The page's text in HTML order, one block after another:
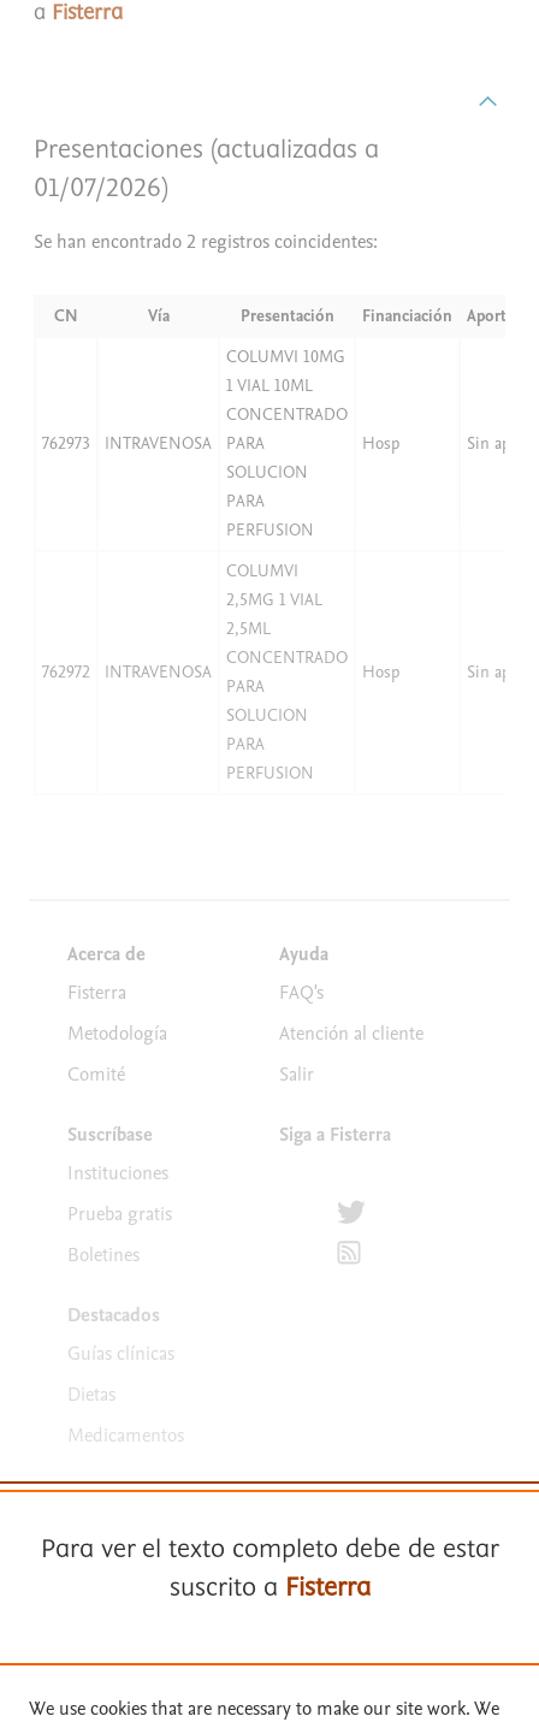
a Fisterra
Presentaciones (actualizadas a
01/07/2026)
Se han encontrado 2 registros coincidentes:
CN Vía Presentación Financiación
762973 INTRAVENOSA
COLUMVI 10MG
1 VIAL 10ML
CONCENTRADO
PARA
SOLUCION
PARA
PERFUSION
Hosp Sin aport
762972 INTRAVENOSA
COLUMVI
2,5MG 1 VIAL
2,5ML
CONCENTRADO
PARA
SOLUCION
PARA
PERFUSION
Hosp Sin aport
Acerca de
Fisterra
Metodología
Comité
Suscríbase
Instituciones
Prueba gratis
Boletines
Destacados
Guías clínicas
Dietas
Medicamentos
Ayuda
FAQ's
Atención al cliente
Salir
Siga a Fisterra
Síguenos en Twitter
Suscríbete para recibir
Términos y condiciones
Política de privacidad
Para ver el texto completo debe de estar
suscrito a Fisterra
We use cookies that are necessary to make our site work. We